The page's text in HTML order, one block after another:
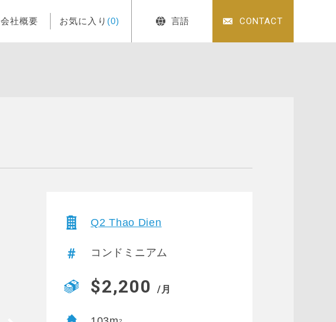
会社概要 お気に入り (0) 言語 CONTACT
Q2 Thao Dien
コンドミニアム
$2,200 /月